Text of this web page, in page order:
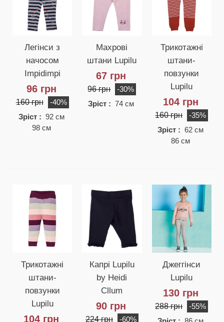
Легінси з
начосом
Impidimpi
96 грн
160 грн
-40%
Зріст : 92 см
98 см
Махрові
штани Lupilu
67 грн
96 грн
-30%
Зріст : 74 см
Трикотажні
штани-
повзунки
Lupilu
104 грн
160 грн
-35%
Зріст : 62 см
86 см
Трикотажні
штани-
повзунки
Lupilu
104 грн
Капрі Lupilu
by Heidi
Cllum
90 грн
224 грн -60%
Джеггінси
Lupilu
130 грн
288 грн
-55%